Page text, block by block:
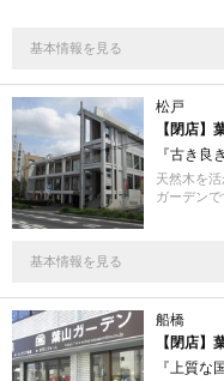
基本情報を見る
松戸
【閉店】
『古き良
天然木を
ガーデンで
基本情報を見る
船橋
【閉店】
『上質な